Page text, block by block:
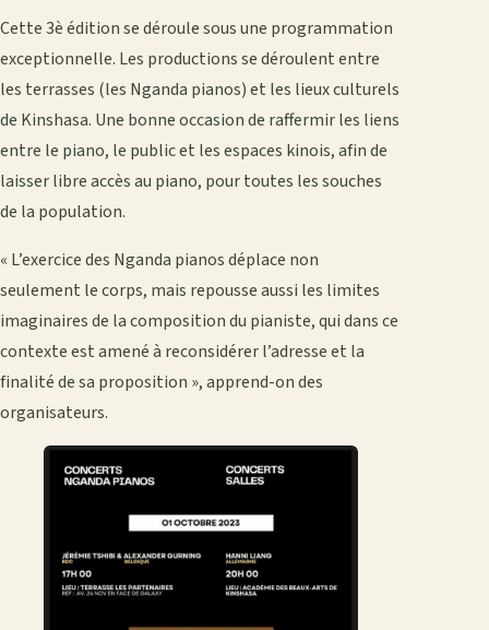
Cette 3è édition se déroule sous une programmation
exceptionnelle. Les productions se déroulent entre
les terrasses (les Nganda pianos) et les lieux culturels
de Kinshasa. Une bonne occasion de raffermir les liens
entre le piano, le public et les espaces kinois, afin de
laisser libre accès au piano, pour toutes les souches
de la population.
« L’exercice des Nganda pianos déplace non
seulement le corps, mais repousse aussi les limites
imaginaires de la composition du pianiste, qui dans ce
contexte est amené à reconsidérer l’adresse et la
finalité de sa proposition », apprend-on des
organisateurs.